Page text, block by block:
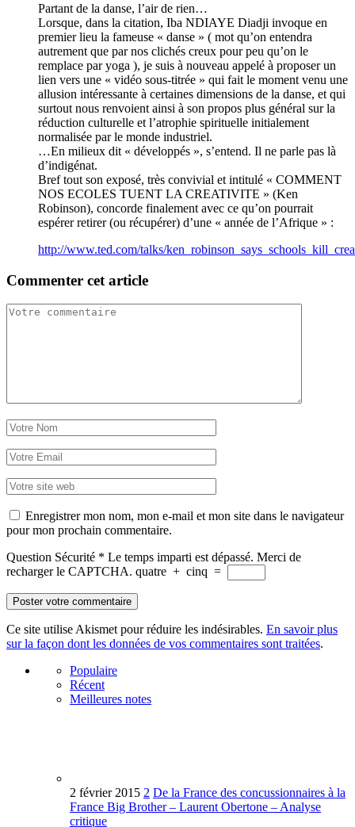
Partant de la danse, l’air de rien…
Lorsque, dans la citation, Iba NDIAYE Diadji invoque en
premier lieu la fameuse « danse » ( mot qu’on entendra
autrement que par nos clichés creux pour peu qu’on le
remplace par yoga ), je suis à nouveau appelé à proposer un
lien vers une « vidéo sous-titrée » qui fait le moment venu une
allusion intéressante à certaines dimensions de la danse, et qui
surtout nous renvoient ainsi à son propos plus général sur la
réduction culturelle et l’atrophie spirituelle initialement
normalisée par le monde industriel.
…En milieux dit « développés », s’entend. Il ne parle pas là
d’indigénat.
Bref tout son exposé, très convivial et intitulé « COMMENT
NOS ECOLES TUENT LA CREATIVITE » (Ken
Robinson), concorde finalement avec ce qu’on pourrait
espérer retirer (ou récupérer) d’une « année de l’Afrique » :
http://www.ted.com/talks/
Commenter cet article
Enregistrer mon nom, mon e-mail et mon site dans le navigateur
pour mon prochain commentaire.
Question Sécurité * Le temps imparti est dépassé. Merci de
recharger le CAPTCHA. quatre + cinq =
Ce site utilise Akismet pour réduire les indésirables. En savoir plus
sur la façon dont les données de vos commentaires sont traitées.
Populaire
Récent
Meilleures notes
2 février 2015 2 De la France des concussionnaires à la
France Big Brother – Laurent Obertone – Analyse
critique